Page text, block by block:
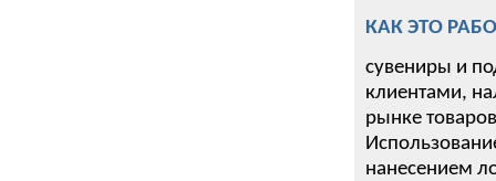
КАК ЭТО
сувениры и
клиентами,
рынке
нанесением